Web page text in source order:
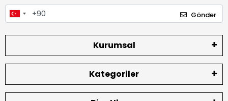
Gönder
Kurumsal
Kategoriler